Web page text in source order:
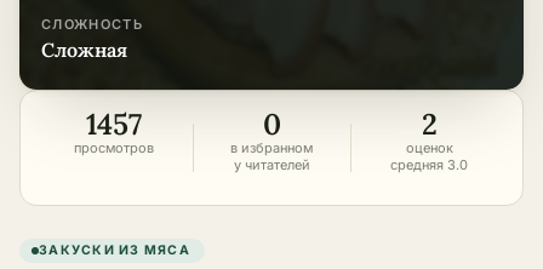
СЛОЖНОСТЬ
сложная
1457
просмотров
0
в избранном
у читателей
2
оценок
средняя 3.0
ЗАКУСКИ ИЗ МЯСА